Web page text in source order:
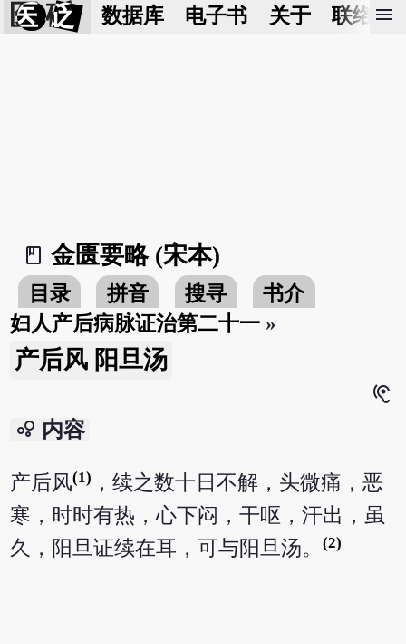
医 砭 数据库 电子书 关于 联络我
menu
book_2
金匮要略 (宋本)
目录 拼音 搜寻
书介
妇人产后病脉证治第二十一 »
产后风 阳旦汤
hearing
bubble_chart 内容
产后风(1) ，续之数十日不解，头微痛，恶
寒，时时有热，心下闷，干呕，汗出，虽
久，阳旦证续在耳，可与阳旦汤。(2)